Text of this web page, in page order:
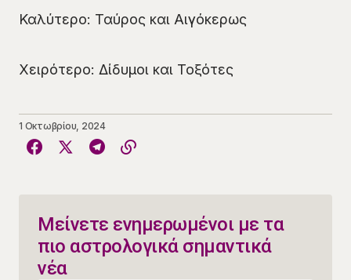
Καλύτερο: Ταύρος και Αιγόκερως
Χειρότερο: Δίδυμοι και Τοξότες
1 Οκτωβρίου, 2024
Μείνετε ενημερωμένοι με τα
πιο αστρολογικά σημαντικά
νέα